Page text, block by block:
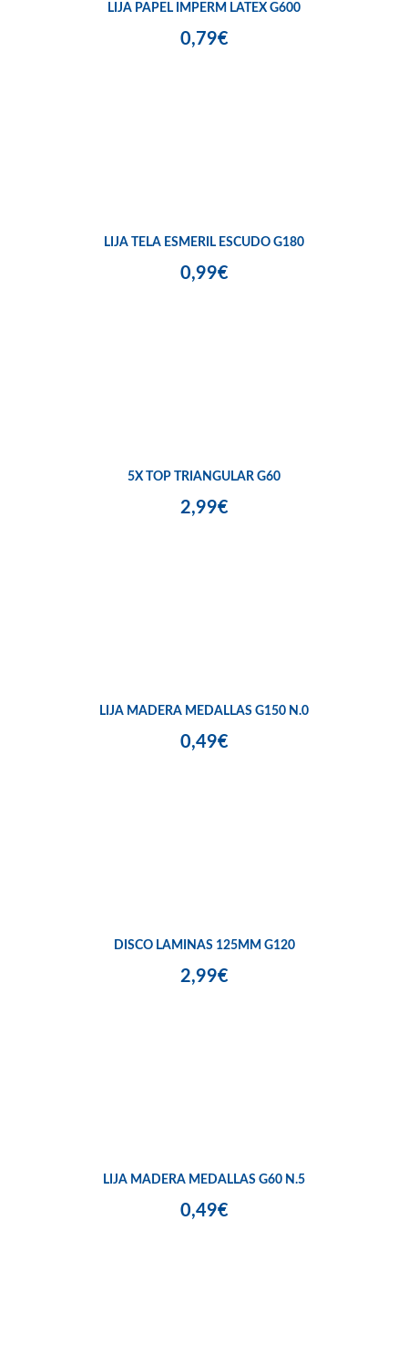
LIJA PAPEL IMPERM LATEX G600
0,79€
LIJA TELA ESMERIL ESCUDO G180
0,99€
5X TOP TRIANGULAR G60
2,99€
LIJA MADERA MEDALLAS G150 N.0
0,49€
DISCO LAMINAS 125MM G120
2,99€
LIJA MADERA MEDALLAS G60 N.5
0,49€